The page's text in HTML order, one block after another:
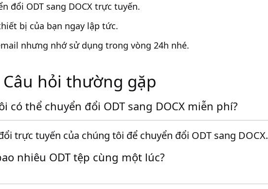
đổi ODT sang DOCX trực tuyến.
bị của bạn ngay lập tức.
nhưng nhớ sử dụng trong vòng 24h nhé.
Câu hỏi thường gặp
có thể chuyển đổi ODT sang DOCX miễn phí?
trực tuyến của chúng tôi để chuyển đổi ODT sang DOCX.
nhiêu ODT tệp cùng một lúc?